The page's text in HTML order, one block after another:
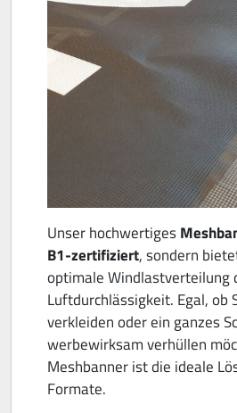
Unser hochwertiges
B1-zertifiziert, sondern
optimale Windlastverteilung
Luftdurchlässigkeit. Egal, ob
verkleiden oder ein ganzes
werbewirksam verhüllen
Meshbanner ist die ideale
Formate.